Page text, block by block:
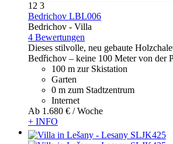
12 3
Bedrichov LBL006
Bedrichov - Villa
4 Bewertungen
Dieses stilvolle, neu gebaute
Bedřichov – keine 100 Meter von der
100 m zur Skistation
Garten
0 m zum Stadtzentrum
Internet
Ab 1.680 € / Woche
+ INFO